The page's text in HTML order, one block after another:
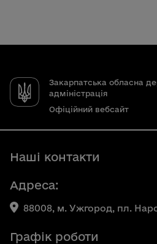
Закарпатська обласна
адміністрація
Офіційний вебсайт
Наші контакти
Адреса:
88008, м. Ужгород, пл.
Графік роботи